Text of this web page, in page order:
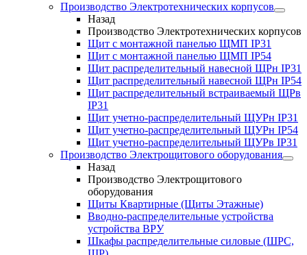
Производство Электротехнических корпусов
Назад
Производство Электротехнических корпусов
Щит с монтажной панелью ЩМП IP31
Щит с монтажной панелью ЩМП IP54
Щит распределительный навесной ЩРн IP31
Щит распределительный навесной ЩРн IP54
Щит распределительный встраиваемый ЩРв
IP31
Щит учетно-распределительный ЩУРн IP31
Щит учетно-распределительный ЩУРн IP54
Щит учетно-распределительный ЩУРв IP31
Производство Электрощитового оборудования
Назад
Производство Электрощитового
оборудования
Щиты Квартирные (Щиты Этажные)
Вводно-распределительные устройства
устройства ВРУ
Шкафы распределительные силовые (ШРС,